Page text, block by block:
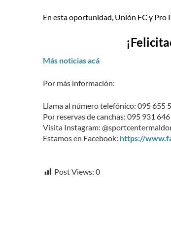
En esta oportunidad, Unión FC y Pro
Más noticias acá
Por más información:
Llama al número telefónico: 095 655
Por reservas de canchas: 095 931 646
Visita Instagram:
Estamos en Facebook: https://
Post Views: 0